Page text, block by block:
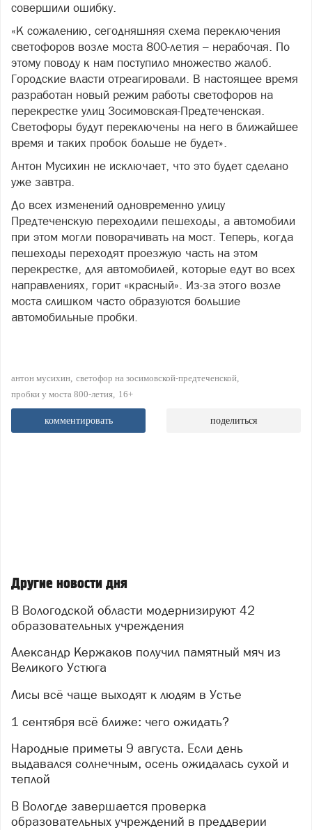
совершили ошибку.
«К сожалению, сегодняшняя схема переключения
светофоров возле моста 800-летия – нерабочая. По
этому поводу к нам поступило множество жалоб.
Городские власти отреагировали. В настоящее время
разработан новый режим работы светофоров на
перекрестке улиц Зосимовская-Предтеченская.
Светофоры будут переключены на него в ближайшее
время и таких пробок больше не будет».
Антон Мусихин не исключает, что это будет сделано
уже завтра.
До всех изменений одновременно улицу
Предтеченскую переходили пешеходы, а автомобили
при этом могли поворачивать на мост. Теперь, когда
пешеходы переходят проезжую часть на этом
перекрестке, для автомобилей, которые едут во всех
направлениях, горит «красный». Из-за этого возле
моста слишком часто образуются большие
автомобильные пробки.
антон мусихин светофор на зосимовской-предтеченской
пробки у моста 800-летия 16+
комментировать поделиться
Другие новости дня
В Вологодской области модернизируют 42
образовательных учреждения
Александр Кержаков получил памятный мяч из
Великого Устюга
Лисы всё чаще выходят к людям в Устье
1 сентября всё ближе: чего ожидать?
Народные приметы 9 августа. Если день
выдавался солнечным, осень ожидалась сухой и
теплой
В Вологде завершается проверка
образовательных учреждений в преддверии